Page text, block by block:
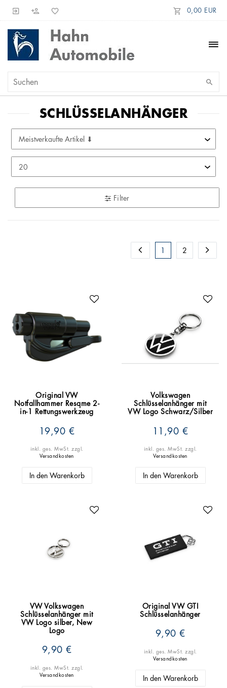
0,00 EUR
SCHLÜSSELANHÄNGER
Filter
1 2
Original VW
Notfallhammer Resqme 2-
in-1 Rettungswerkzeug
19,90 €
inkl. ges. MwSt. zzgl.
Versandkosten
In den Warenkorb
Volkswagen
Schlüsselanhänger mit
VW Logo Schwarz/Silber
11,90 €
inkl. ges. MwSt. zzgl.
Versandkosten
In den Warenkorb
VW Volkswagen
Schlüsselanhänger mit
VW Logo silber, New
Logo
9,90 €
inkl. ges. MwSt. zzgl.
Versandkosten
Original VW GTI
Schlüsselanhänger
9,90 €
inkl. ges. MwSt. zzgl.
Versandkosten
In den Warenkorb